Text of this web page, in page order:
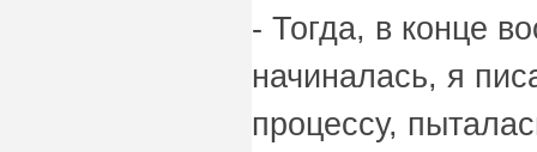
- Тогда, в конце
начиналась, я
процессу,